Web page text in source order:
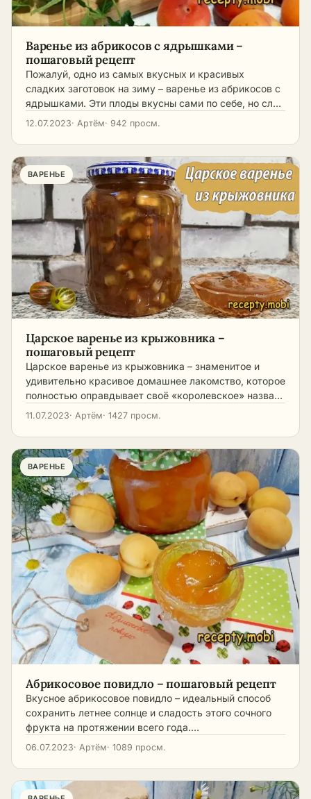
Варенье из абрикосов с ядрышками –
пошаговый рецепт
Пожалуй, одно из самых вкусных и красивых
сладких заготовок на зиму – варенье из абрикосов с
ядрышками. Эти плоды вкусны сами по себе, но сл…
12.07.2023· Артём· 942 просм.
ВАРЕНЬЕ
Царское варенье из крыжовника –
пошаговый рецепт
Царское варенье из крыжовника – знаменитое и
удивительно красивое домашнее лакомство, которое
полностью оправдывает своё «королевское» назва…
11.07.2023· Артём· 1427 просм.
ВАРЕНЬЕ
Абрикосовое повидло – пошаговый рецепт
Вкусное абрикосовое повидло – идеальный способ
сохранить летнее солнце и сладость этого сочного
фрукта на протяжении всего года.…
06.07.2023· Артём· 1089 просм.